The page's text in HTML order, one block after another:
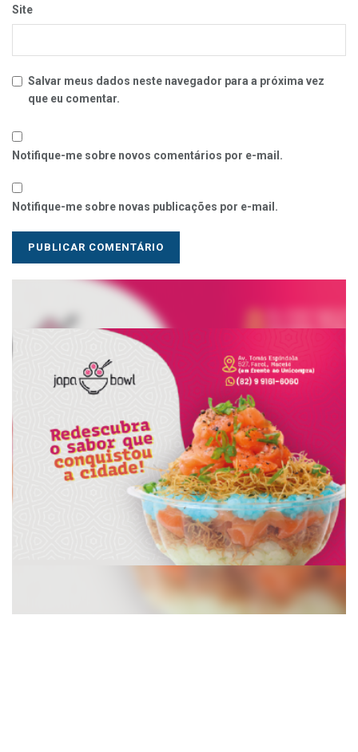
Site
Salvar meus dados neste navegador para a próxima vez
que eu comentar.
Notifique-me sobre novos comentários por e-mail.
Notifique-me sobre novas publicações por e-mail.